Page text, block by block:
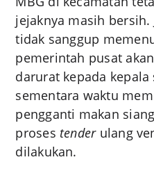
jejaknya masih bersih.
tidak sanggup
pemerintah pusat
darurat kepada
sementara waktu
pengganti makan
proses tenderulang
dilakukan.